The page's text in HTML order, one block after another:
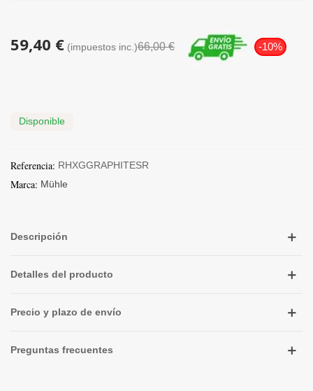
59,40 € (impuestos inc.)66,00 € -10%
Disponible
Referencia: RHXGGRAPHITESR
Marca: Mühle
Descripción
Detalles del producto
Precio y plazo de envío
Preguntas frecuentes